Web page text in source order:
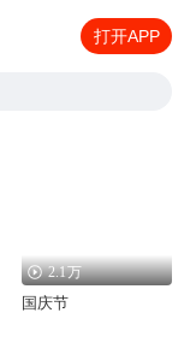
打开APP
2.1万
国庆节